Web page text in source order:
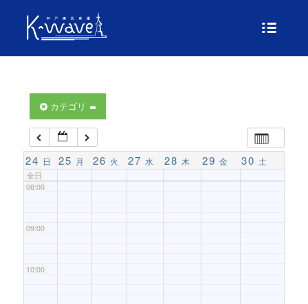
カテゴリ
24 日 25 月 26 火 27 水 28 木 29 金 30 土
全日
04:00
06:00
07:00
08:00
09:00
10:00